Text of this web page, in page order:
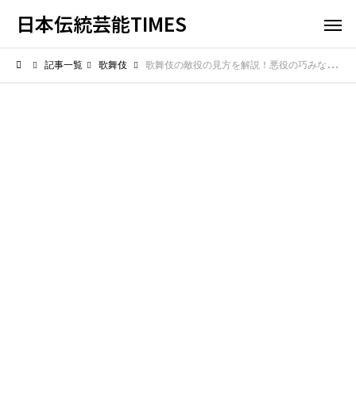
日本伝統芸能TIMES
記事一覧 歌舞伎 歌舞伎の敵役の見方を解説！悪役の巧みな演技に注目して物語をさらに楽しむコツ